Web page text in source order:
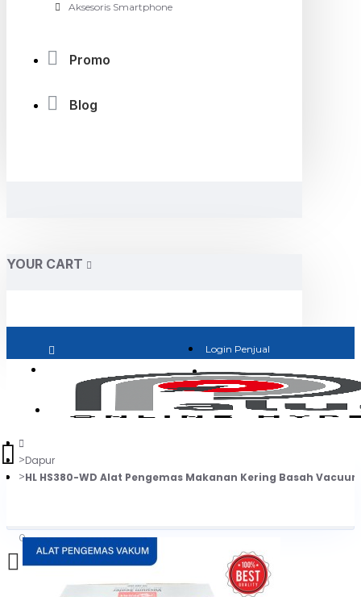
Aksesoris Smartphone
Promo
Blog
YOUR CART
Login Penjual
Jadi Penjual
0
Dapur
HL HS380-WD Alat Pengemas Makanan Kering Basah